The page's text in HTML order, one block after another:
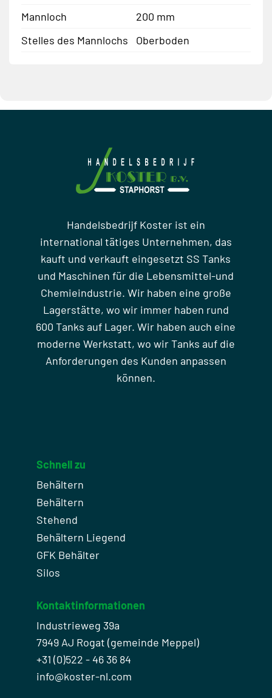
Mannloch
200 mm
Stelles des Mannlochs
Oberboden
Handelsbedrijf Koster ist ein
international tätiges Unternehmen, das
kauft und verkauft eingesetzt SS Tanks
und Maschinen für die Lebensmittel-und
Chemieindustrie. Wir haben eine große
Lagerstätte, wo wir immer haben rund
600 Tanks auf Lager. Wir haben auch eine
moderne Werkstatt, wo wir Tanks auf die
Anforderungen des Kunden anpassen
können.
Schnell zu
Behältern
Behältern
Stehend
Behältern Liegend
GFK Behälter
Silos
Kontaktinformationen
Industrieweg 39a
7949 AJ Rogat (gemeinde Meppel)
+31 (0)522 - 46 36 84
info@koster-nl.com